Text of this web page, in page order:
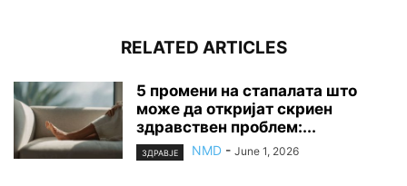
RELATED ARTICLES
5 промени на стапалата што
може да откријат скриен
здравствен проблем:...
ЗДРАВЈЕ NMD - June 1, 2026